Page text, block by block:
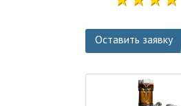
Оставить заявку